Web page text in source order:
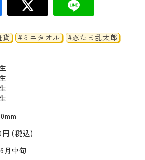
#ミニタオル
#忍たま乱太郎
円 (税込)
月中旬